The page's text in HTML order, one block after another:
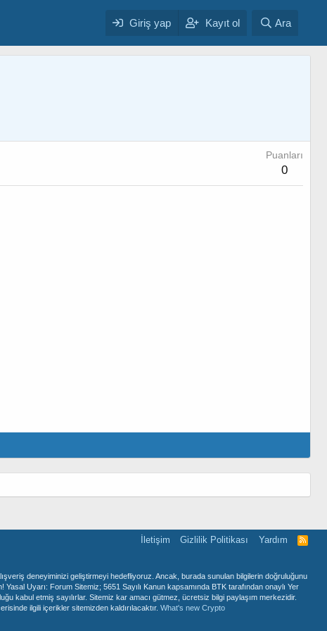
Giriş yap Kayıt ol Ara
Puanları
0
İletişim Gizlilik Politikası Yardım
R
deneyiminizi geliştirmeyi hedefliyoruz. Ancak, burada sunulan bilgilerin doğruluğunu
Uyarı: Forum Sitemiz; 5651 Sayılı Kanun kapsamında BTK tarafından onaylı Yer
kabul etmiş sayılırlar. Sitemiz kar amacı gütmez, ücretsiz bilgi paylaşım merkezidir.
ilgili içerikler sitemizden kaldırılacaktır.What's new Crypto